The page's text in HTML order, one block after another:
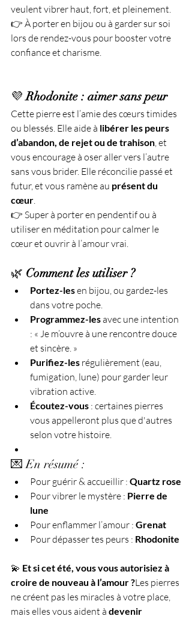
veulent vibrer haut, fort, et pleinement.
👉 À porter en bijou ou à garder sur soi
lors de rendez-vous pour booster votre
confiance et charisme.
💜 Rhodonite : aimer sans peur
Cette pierre est l’amie des cœurs timides
ou blessés. Elle aide à libérer les peurs
d’abandon, de rejet ou de trahison, et
vous encourage à oser aller vers l’autre
sans vous brider. Elle réconcilie passé et
futur, et vous ramène au présent du
cœur.
👉 Super à porter en pendentif ou à
utiliser en méditation pour calmer le
cœur et ouvrir à l’amour vrai.
🌿 Comment les utiliser ?
Portez-les en bijou, ou gardez-les
dans votre poche.
Programmez-les avec une intention
: « Je m’ouvre à une rencontre douce
et sincère. »
Purifiez-les régulièrement (eau,
fumigation, lune) pour garder leur
vibration active.
Écoutez-vous : certaines pierres
vous appelleront plus que d'autres
selon votre histoire.
💌 En résumé :
Pour guérir & accueillir : Quartz rose
Pour vibrer le mystère : Pierre de
lune
Pour enflammer l’amour : Grenat
Pour dépasser tes peurs : Rhodonite
💫 Et si cet été, vous vous autorisiez à
croire de nouveau à l’amour ?Les pierres
ne créent pas les miracles à votre place,
mais elles vous aident à devenir